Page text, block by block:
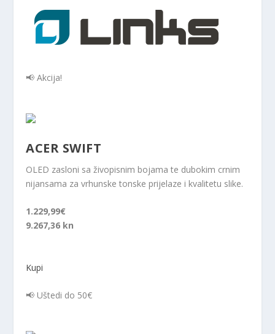
📢 Akcija!
ACER SWIFT
OLED zasloni sa živopisnim bojama te dubokim crnim
nijansama za vrhunske tonske prijelaze i kvalitetu slike.
1.229,99€
9.267,36 kn
Kupi
📢 Uštedi do 50€